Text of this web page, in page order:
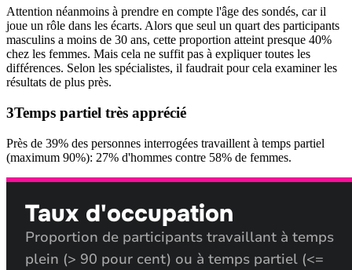
Attention néanmoins à prendre en compte l'âge des sondés, car il
joue un rôle dans les écarts. Alors que seul un quart des participants
masculins a moins de 30 ans, cette proportion atteint presque 40%
chez les femmes. Mais cela ne suffit pas à expliquer toutes les
différences. Selon les spécialistes, il faudrait pour cela examiner les
résultats de plus près.
Temps partiel très apprécié
Près de 39% des personnes interrogées travaillent à temps partiel
(maximum 90%): 27% d'hommes contre 58% de femmes.